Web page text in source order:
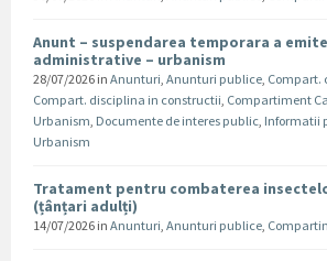
Anunt – suspendarea temporara a
administrative – urbanism
28/07/2026 in Anunturi, Anunturi publice, Compart.
Compart. disciplina in constructii, Compartiment
Urbanism, Documente de interes public, Informatii
Urbanism
Tratament pentru combaterea
(țânțari adulți)
14/07/2026 in Anunturi, Anunturi publice,